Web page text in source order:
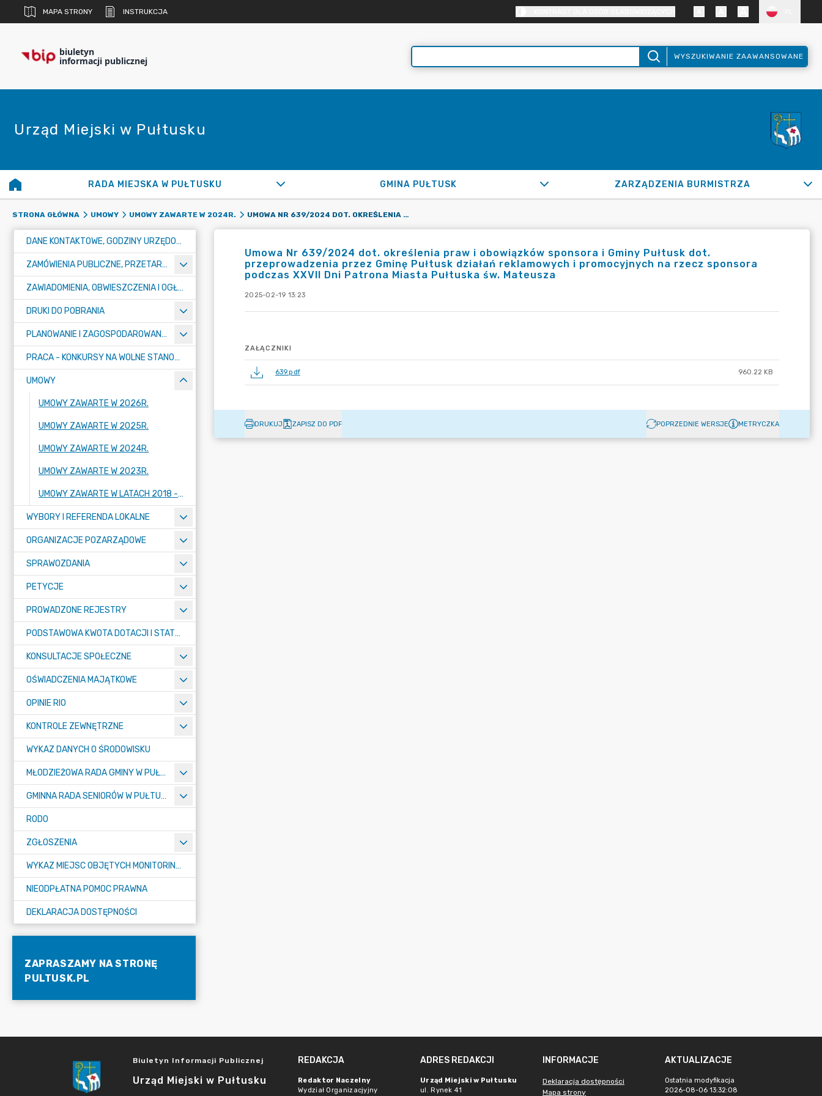
MAPA STRONY INSTRUKCJA
biuletyn
informacji publicznej WYSZUKIWANIE ZAAWANSOWANE
Urząd Miejski w Pułtusku
RADA MIEJSKA W PUŁTUSKU GMINA PUŁTUSK ZARZĄDZENIA BURMISTRZA
STRONA GŁÓWNA UMOWY UMOWY ZAWARTE W 2024R. UMOWA NR 639/2024 DOT. OKREŚLENIA PRAW I OBOWIĄZKÓW SPONSORA I GMINY PUŁTUSK DOT. PRZEPROWADZENIA PRZEZ GMINĘ PUŁTUSK DZIAŁAŃ REKLAMOWYCH I PROMOCYJNYCH NA RZECZ SPONSORA PODCZAS XXVII DNI PATRONA MIASTA PUŁTUSKA ŚW. MATEUSZA
DANE KONTAKTOWE, GODZINY URZĘDOWANIA I NUMER KONTA BANKOWEGO
ZAMÓWIENIA PUBLICZNE, PRZETARGI, KONKURSY
ZAWIADOMIENIA, OBWIESZCZENIA I OGŁOSZENIA
DRUKI DO POBRANIA
PLANOWANIE I ZAGOSPODAROWANIE PRZESTRZENNE
PRACA - KONKURSY NA WOLNE STANOWISKA
UMOWY
UMOWY ZAWARTE W 2026R.
UMOWY ZAWARTE W 2025R.
UMOWY ZAWARTE W 2024R.
UMOWY ZAWARTE W 2023R.
UMOWY ZAWARTE W LATACH 2018 - 2022
WYBORY I REFERENDA LOKALNE
ORGANIZACJE POZARZĄDOWE
SPRAWOZDANIA
PETYCJE
PROWADZONE REJESTRY
PODSTAWOWA KWOTA DOTACJI I STATYSTYCZNA LICZBA UCZNIÓW
KONSULTACJE SPOŁECZNE
OŚWIADCZENIA MAJĄTKOWE
OPINIE RIO
KONTROLE ZEWNĘTRZNE
WYKAZ DANYCH O ŚRODOWISKU
MŁODZIEŻOWA RADA GMINY W PUŁTUSKU
GMINNA RADA SENIORÓW W PUŁTUSKU
RODO
ZGŁOSZENIA
WYKAZ MIEJSC OBJĘTYCH MONITORINGIEM
NIEODPŁATNA POMOC PRAWNA
DEKLARACJA DOSTĘPNOŚCI
ZAPRASZAMY NA STRONĘ
PULTUSK.PL
Umowa Nr 639/2024 dot. określenia praw i obowiązków sponsora i Gminy Pułtusk dot.
przeprowadzenia przez Gminę Pułtusk działań reklamowych i promocyjnych na rzecz sponsora
podczas XXVII Dni Patrona Miasta Pułtuska św. Mateusza
2025-02-19 13:23
ZAŁĄCZNIKI
639.pdf 960.22 KB
DRUKUJ ZAPISZ DO PDF POPRZEDNIE WERSJE METRYCZKA
Biuletyn Informacji Publicznej
Urząd Miejski w Pułtusku
REDAKCJA
Redaktor Naczelny
Wydział Organizacjyjny
ADRES REDAKCJI
Urząd Miejski w Pułtusku
ul. Rynek 41
INFORMACJE
Deklaracja dostępności
Mapa strony
AKTUALIZACJE
Ostatnia modyfikacja
2026-08-06 13:32:08